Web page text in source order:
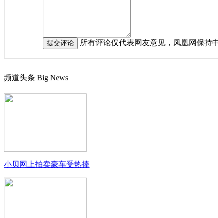
所有评论仅代表网友意见，凤凰网保持
频道头条 Big News
小贝网上拍卖豪车受热捧